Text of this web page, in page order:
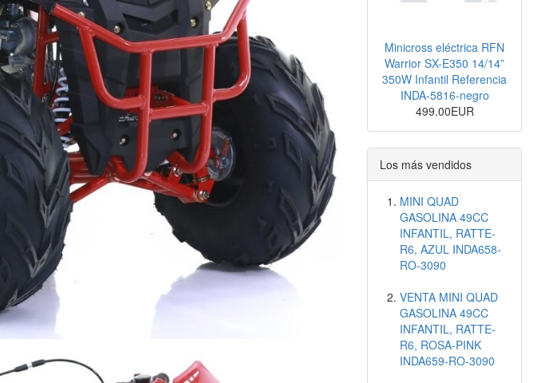
Minicross eléctrica RFN
Warrior SX-E350 14/14”
350W Infantil Referencia
INDA-5816-negro
499.00EUR
Los más vendidos
MINI QUAD
GASOLINA 49CC
INFANTIL, RATTE-
R6, AZUL INDA658-
RO-3090
VENTA MINI QUAD
GASOLINA 49CC
INFANTIL, RATTE-
R6, ROSA-PINK
INDA659-RO-3090